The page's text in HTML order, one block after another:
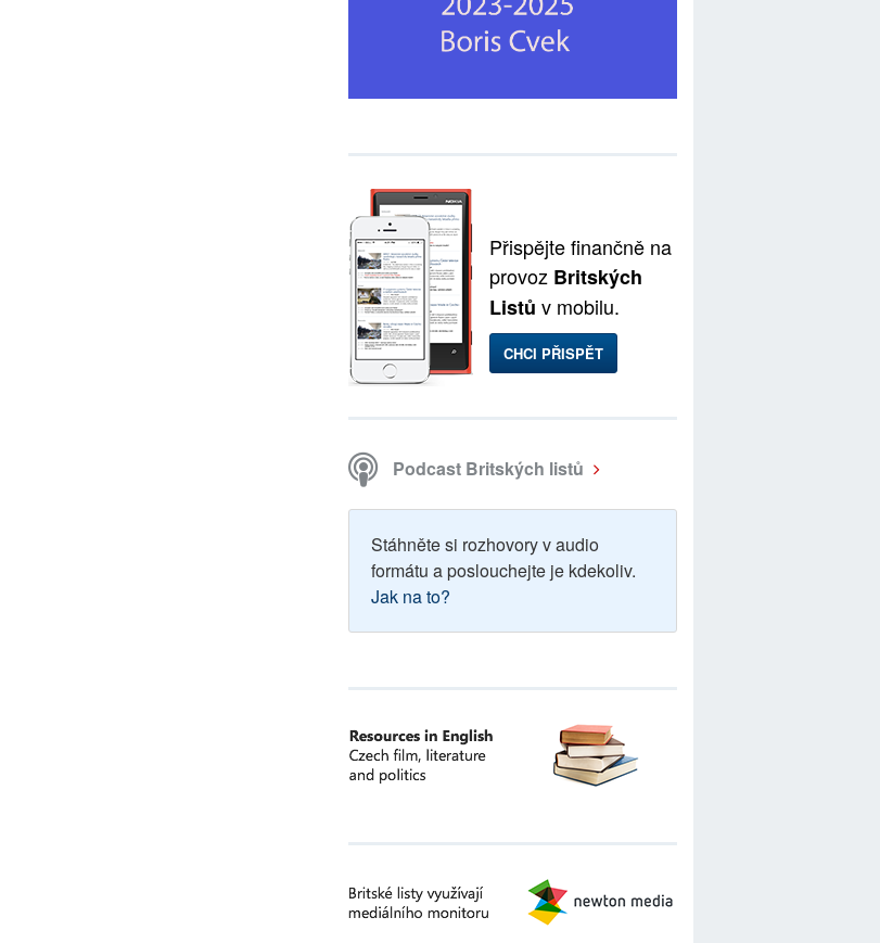
Přispějte finančně na
provoz Britských
Listů v mobilu.
CHCI PŘISPĚT
Podcast Britských listů
Stáhněte si rozhovory v audio
formátu a poslouchejte je kdekoliv.
Jak na to?